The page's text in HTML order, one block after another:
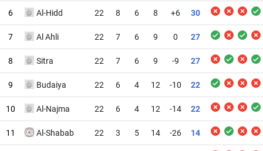
6 Al-Hidd 22 8 6 8 +6 30
7 Al Ahli 22 7 6 9 0 27
8 Sitra 22 7 6 9 -9 27
9 Budaiya 22 6 4 12 -10 22
10 Al-Najma 22 6 4 12 -14 22
11 Al-Shabab 22 3 5 14 -26 14